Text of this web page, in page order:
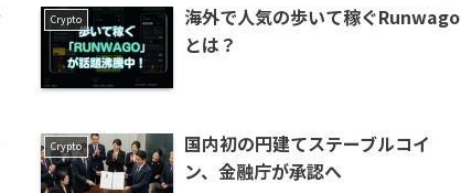
Crypto
海外で人気の歩いて稼ぐRunwago
とは？
Crypto
国内初の円建てステーブルコイ
ン、金融庁が承認へ